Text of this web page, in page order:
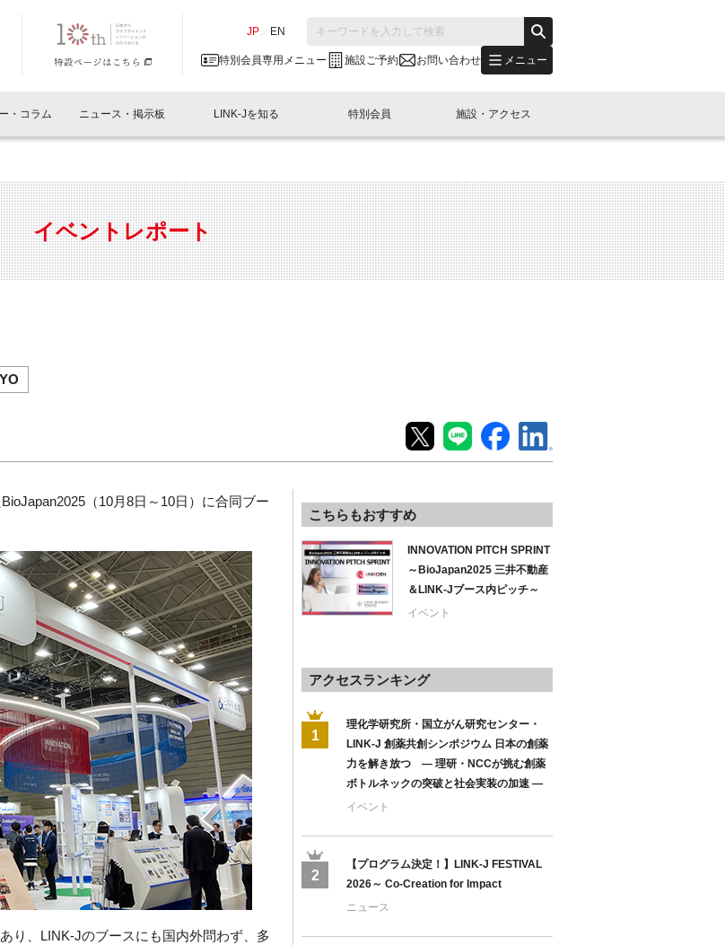
JP EN
特別会員専用メニュー 施設ご予約 お問い合わせ メニュー
閉じる
イベントレポート一覧
LINK-J主催・共催 特別会員開催
LINK-J協賛・協力 出展・参加
"UNIKORN"？ What's "LINK-BioBAY TOKYO"？
・コラム
ンチャーインタビュー 会報誌 (News Letter)
ポーターコラム 日本橋コラム
ニュース・掲示板
人と情報の交流掲示板一覧
会員プレスリリース ニュース・事業紹介
募集 イベント
LINK-Jを知る
in Nihonbashi What’s LINK-J WEST
ポーター紹介 事業内容
ンフレット GTB日本橋エリアについて
特別会員
別会員について 入会申し込み
施設・アクセス
フィス・ラボ 施設ご予約
イベントレポート
（10月8日～10日）に合同ブー
り、LINK-Jのブースにも国内外問わず、多
こちらもおすすめ
INNOVATION PITCH SPRINT
～BioJapan2025 三井不動産
＆LINK-Jブース内ピッチ～
イベント
アクセスランキング
1
理化学研究所・国立がん研究センター・
LINK-J 創薬共創シンポジウム 日本の創薬
力を解き放つ ― 理研・NCCが挑む創薬
ボトルネックの突破と社会実装の加速 ―
イベント
2
【プログラム決定！】LINK-J FESTIVAL
2026～ Co-Creation for Impact
ニュース